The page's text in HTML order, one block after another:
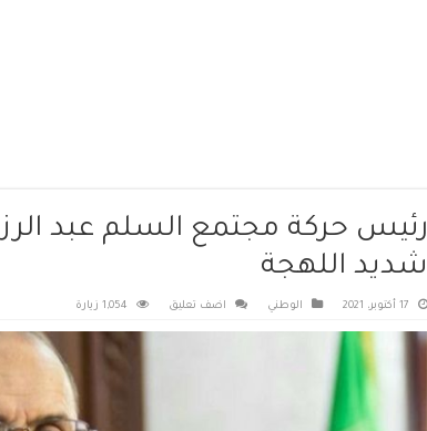
رئيس حركة مجتمع السلم عبد
شديد اللهجة
17 أكتوبر، 2021 الوطني اضف تعليق 1,054 زيارة